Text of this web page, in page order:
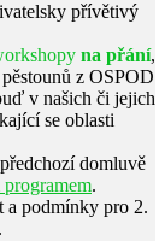
přívětivý
na přání,
z OSPOD
v našich či jejich
se oblasti
domluvě
.
a podmínky pro 2.